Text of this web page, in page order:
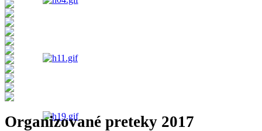
Organizované preteky 2017